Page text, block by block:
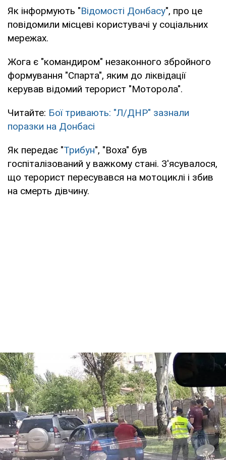
Як інформують "Відомості Донбасу", про це
повідомили місцеві користувачі у соціальних
мережах.
Жога є "командиром" незаконного збройного
формування "Спарта", яким до ліквідації
керував відомий терорист "Моторола".
Читайте: Бої тривають: "Л/ДНР" зазнали
поразки на Донбасі
Як передає "Трибун", "Воха" був
госпіталізований у важкому стані. З'ясувалося,
що терорист пересувався на мотоциклі і збив
на смерть дівчину.